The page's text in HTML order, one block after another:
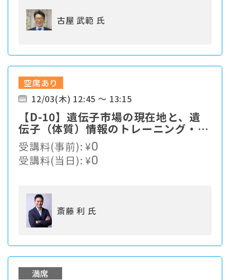
古屋 武範 氏
空席あり
12/03(木) 12:45 ～ 13:15
【D-10】遺伝子市場の現在地と、遺
伝子（体質）情報のトレーニング・栄
養指導への応用
受講料(事前):¥0
受講料(当日):¥0
斎藤 利 氏
満席